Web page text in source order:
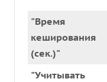
"Время
кеширования
(сек.)"
"Учитывать